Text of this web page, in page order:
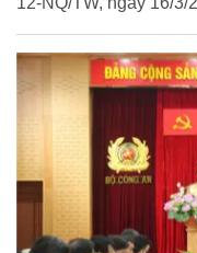
vững mạnh, chính
cầu, nhiệm vụ trong